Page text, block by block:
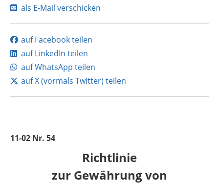
als E-Mail verschicken
auf Facebook teilen
auf LinkedIn teilen
auf WhatsApp teilen
auf X (vormals Twitter) teilen
11-02 Nr. 54
Richtlinie
zur Gewährung von